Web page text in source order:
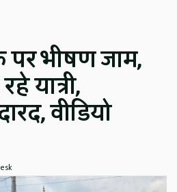
पर भीषण जाम,
यात्री,
वीडियो